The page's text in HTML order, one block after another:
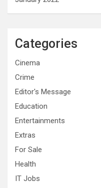
Categories
Cinema
Crime
Editor's Message
Education
Entertainments
Extras
For Sale
Health
IT Jobs